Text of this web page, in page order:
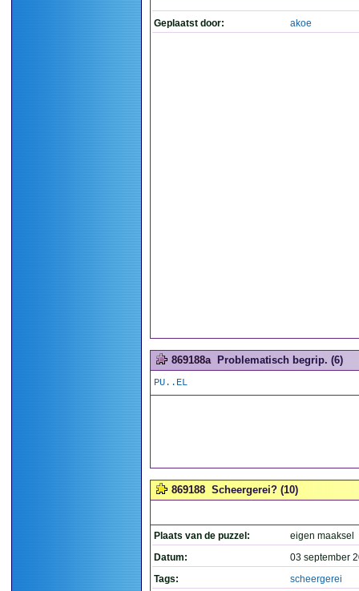
Geplaatst door: akoe
869188a Problematisch begrip. (6)
PU..EL
869188 Scheergerei? (10)
Plaats van de puzzel:
eigen maaksel
Datum:
03 september
Tags:
scheergerei